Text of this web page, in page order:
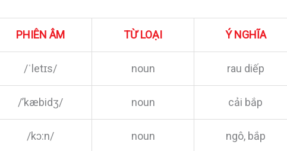
PHIÊN ÂM TỪ LOẠI Ý NGHĨA
/ˈletɪs/ noun rau diếp
/’kæbidʒ/ noun cải bắp
/kɔ:n/ noun ngô, bắp